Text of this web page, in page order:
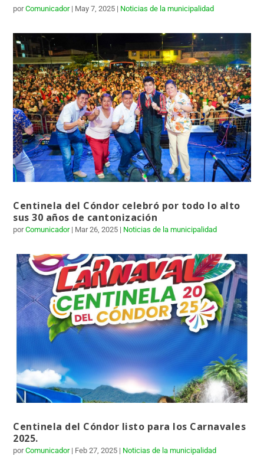
porComunicador| May 7, 2025 | Noticias de la municipalidad
Centinela del Cóndor celebró por todo lo alto
sus 30 años de cantonización
porComunicador| Mar 26, 2025 | Noticias de la municipalidad
Centinela del Cóndor listo para los Carnavales
2025.
porComunicador| Feb 27, 2025 | Noticias de la municipalidad